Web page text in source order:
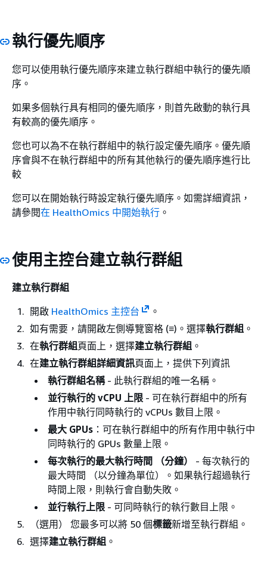
執行優先順序
您可以使用執行優先順序來建立執行群組中執行的優先順
序。
如果多個執行具有相同的優先順序，則首先啟動的執行具
有較高的優先順序。
您也可以為不在執行群組中的執行設定優先順序。優先順
序會與不在執行群組中的所有其他執行的優先順序進行比
較
您可以在開始執行時設定執行優先順序。如需詳細資訊，
請參閱在 HealthOmics 中開始執行 。
使用主控台建立執行群組
建立執行群組
開啟 HealthOmics 主控台
。
如有需要，請開啟左側導覽窗格 (≡)。選擇執行群組 。
在執行群組頁面上，選擇建立執行群組 。
在建立執行群組詳細資訊頁面上，提供下列資訊
執行群組名稱- 此執行群組的唯一名稱。
並行執行的 vCPU 上限 - 可在執行群組中的所有
作用中執行同時執行的 vCPUs 數目上限。
最大 GPUs ：可在執行群組中的所有作用中執行中
同時執行的 GPUs 數量上限。
每次執行的最大執行時間 （分鐘）
- 每次執行的
最大時間 （以分鐘為單位）。如果執行超過執行
時間上限，則執行會自動失敗。
並行執行上限 - 可同時執行的執行數目上限。
（選用） 您最多可以將 50 個標籤新增至執行群組。
選擇建立執行群組 。